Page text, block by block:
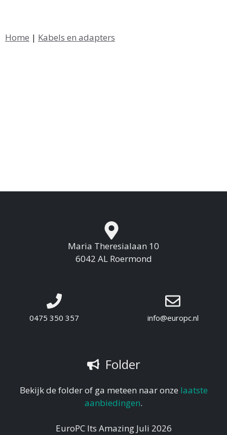
Home | Kabels en adapters
Maria Theresialaan 10
6042 AL Roermond
0475 350 357 info@europc.nl
Folder
Bekijk de folder of ga meteen naar onze laatste
aanbiedingen.
EuroPC Its Amazing Juli 2026